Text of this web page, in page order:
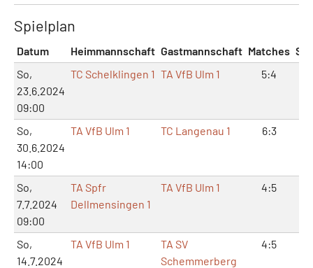
Spielplan
Datum Heimmannschaft Gastmannschaft Matches
So,
23.6.2024
09:00
TC Schelklingen 1 TA VfB Ulm 1 5:4
So,
30.6.2024
14:00
TA VfB Ulm 1 TC Langenau 1 6:3
So,
7.7.2024
09:00
TA Spfr
Dellmensingen 1
TA VfB Ulm 1 4:5
So,
14.7.2024
TA VfB Ulm 1
TA SV
Schemmerberg
4:5